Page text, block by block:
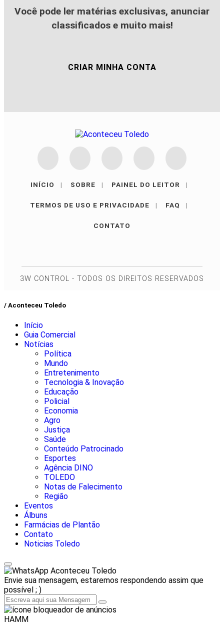
Você pode ler matérias exclusivas, anunciar
classificados e muito mais!
CRIAR MINHA CONTA
INÍCIO | SOBRE | PAINEL DO LEITOR |
TERMOS DE USO E PRIVACIDADE | FAQ |
CONTATO
3W CONTROL - TODOS OS DIREITOS RESERVADOS
/ Aconteceu Toledo
Início
Guia Comercial
Notícias
Política
Mundo
Entretenimento
Tecnologia & Inovação
Educação
Policial
Economia
Agro
Justiça
Saúde
Conteúdo Patrocinado
Esportes
Agência DINO
TOLEDO
Notas de Falecimento
Região
Eventos
Álbuns
Farmácias de Plantão
Contato
Noticias Toledo
Aconteceu Toledo
Envie sua mensagem, estaremos respondendo assim que
possível ; )
HAMM